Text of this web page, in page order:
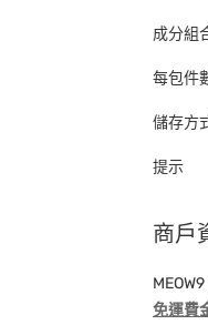
成分組
每包件
儲存方
提示
商戶
免運費